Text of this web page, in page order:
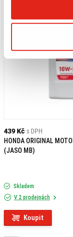
439 Kč s DPH
HONDA ORIGINAL
(JASO MB)
Skladem
V 2 prodejnách
Koupit